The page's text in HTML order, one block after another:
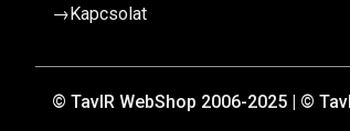
→ Kapcsolat
© TavIR WebShop 2006-2025 | ©